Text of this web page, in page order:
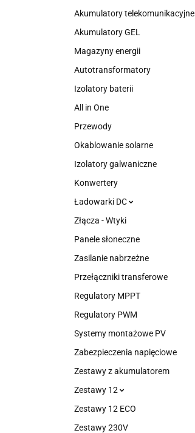
Akumulatory telekomunikacyjne
Akumulatory GEL
Magazyny energii
Autotransformatory
Izolatory baterii
All in One
Przewody
Okablowanie solarne
Izolatory galwaniczne
Konwertery
Ładowarki DC
Złącza - Wtyki
Panele słoneczne
Zasilanie nabrzeżne
Przełączniki transferowe
Regulatory MPPT
Regulatory PWM
Systemy montażowe PV
Zabezpieczenia napięciowe
Zestawy z akumulatorem
Zestawy 12
Zestawy 12 ECO
Zestawy 230V